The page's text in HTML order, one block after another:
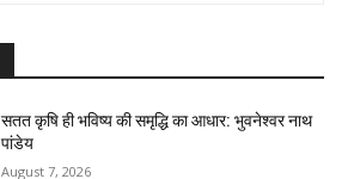
सतत कृषि ही भविष्य की समृद्धि का आधार: भुवनेश्वर नाथ
पांडेय
August 7, 2026